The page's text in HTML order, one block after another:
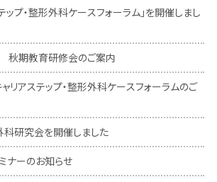
ップ・整形外科ケースフォーラム」を開催しまし
期教育研修会のご案内
リアステップ・整形外科ケースフォーラムのご
研究会を開催しました
ナーのお知らせ